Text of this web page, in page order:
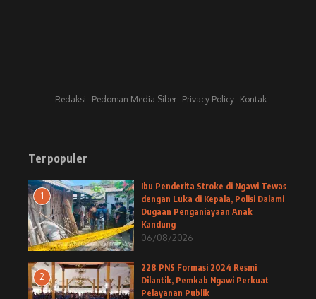
Redaksi Pedoman Media Siber Privacy Policy Kontak
Terpopuler
1
Ibu Penderita Stroke di Ngawi Tewas
dengan Luka di Kepala, Polisi Dalami
Dugaan Penganiayaan Anak
Kandung
06/08/2026
2
228 PNS Formasi 2024 Resmi
Dilantik, Pemkab Ngawi Perkuat
Pelayanan Publik